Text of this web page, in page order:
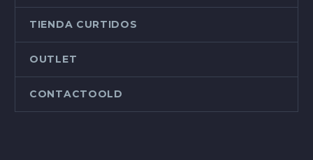
TIENDA CURTIDOS
OUTLET
CONTACTOOLD